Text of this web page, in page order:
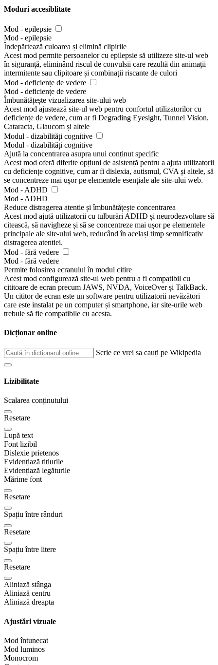
Moduri accesiblitate
Mod - epilepsie
Mod - epilepsie
Îndepărtează culoarea și elimină clipirile
Acest mod permite persoanelor cu epilepsie să utilizeze site-ul web
în siguranță, eliminând riscul de convulsii care rezultă din animații
intermitente sau clipitoare și combinații riscante de culori
Mod - deficiențe de vedere
Mod - deficiențe de vedere
Îmbunătățește vizualizarea site-ului web
Acest mod ajustează site-ul web pentru confortul utilizatorilor cu
deficiențe de vedere, cum ar fi Degrading Eyesight, Tunnel Vision,
Cataracta, Glaucom și altele
Modul - dizabilități cognitive
Modul - dizabilități cognitive
Ajută la concentrarea asupra unui conținut specific
Acest mod oferă diferite opțiuni de asistență pentru a ajuta utilizatorii
cu deficiențe cognitive, cum ar fi dislexia, autismul, CVA și altele, să
se concentreze mai ușor pe elementele esențiale ale site-ului web.
Mod - ADHD
Mod - ADHD
Reduce distragerea atentie și îmbunătățește concentrarea
Acest mod ajută utilizatorii cu tulburări ADHD și neurodezvoltare să
citească, să navigheze și să se concentreze mai ușor pe elementele
principale ale site-ului web, reducând în același timp semnificativ
distragerea atentiei.
Mod - fără vedere
Mod - fără vedere
Permite folosirea ecranului în modul citire
Acest mod configurează site-ul web pentru a fi compatibil cu
cititoare de ecran precum JAWS, NVDA, VoiceOver și TalkBack.
Un cititor de ecran este un software pentru utilizatorii nevăzători
care este instalat pe un computer și smartphone, iar site-urile web
trebuie să fie compatibile cu acesta.
Dicționar online
Scrie ce vrei sa cauți pe Wikipedia
Lizibilitate
Scalarea conținutului
Resetare
Lupă text
Font lizibil
Dislexie prietenos
Evidențiază titlurile
Evidențiază legăturile
Mărime font
Resetare
Spațiu între rânduri
Resetare
Spațiu între litere
Resetare
Aliniază stânga
Aliniază centru
Aliniază dreapta
Ajustări vizuale
Mod întunecat
Mod luminos
Monocrom